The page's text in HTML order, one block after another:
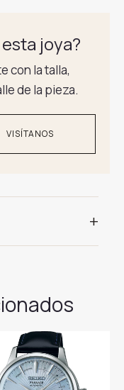
joya?
con la talla,
de la pieza.
VISÍTANOS
+